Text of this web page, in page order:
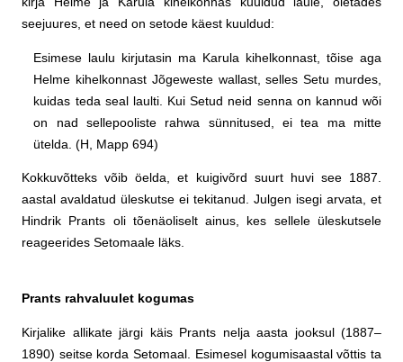
seejuures, et need on setode käest kuuldud:
Esimese laulu kirjutasin ma Karula kihelkonnast, tõise aga
Helme kihelkonnast Jõgeweste wallast, selles Setu murdes,
kuidas teda seal laulti. Kui Setud neid senna on kannud wõi
on nad sellepooliste rahwa sünnitused, ei tea ma mitte
ütelda. (H, Mapp 694)
Kokkuvõtteks võib öelda, et kuigivõrd suurt huvi see 1887.
aastal avaldatud üleskutse ei tekitanud. Julgen isegi arvata, et
Hindrik Prants oli tõenäoliselt ainus, kes sellele üleskutsele
reageerides Setomaale läks.
Prants rahvaluulet kogumas
Kirjalike allikate järgi käis Prants nelja aasta jooksul (1887–
1890) seitse korda Setomaal. Esimesel kogumisaastal võttis ta